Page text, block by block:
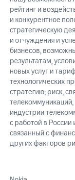
рейтинг и
и конкурентное
стратегическую
и отчуждения и
бизнесов,
результатам,
новых услуг и
технологических
стратегию; риск,
индустрии
с работой в России
связанный с
других факторов